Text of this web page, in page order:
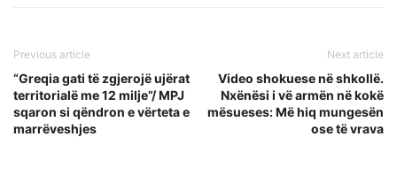
Previous article
“Greqia gati të zgjerojë ujërat
territorialë me 12 milje”/ MPJ
sqaron si qëndron e vërteta e
marrëveshjes
Next article
Video shokuese në shkollë.
Nxënësi i vë armën në kokë
mësueses: Më hiq mungesën
ose të vrava